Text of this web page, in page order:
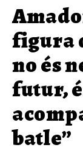
figura
no és
futur,
batle”